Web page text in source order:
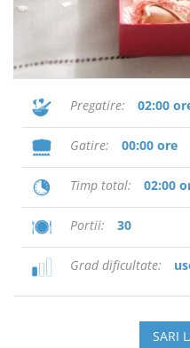
Pregatire 02:00
Gatire 00:00 ore
Timp total 02:00
Portii 30
Grad dificultate
SARI